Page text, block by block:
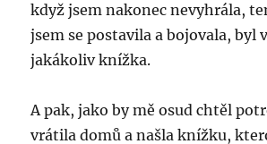
když jsem nakonec nevyhrála,
jsem se postavila a bojovala, byl
jakákoliv knížka.
A pak, jako by mě osud chtěl
vrátila domů a našla knížku,